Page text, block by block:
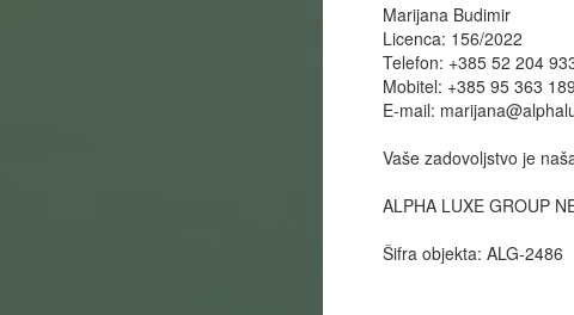
Marijana Budimir
Licenca: 156/2022
Telefon: +385 52 204
Mobitel: +385 95 363
E-mail:
Vaše zadovoljstvo je
ALPHA LUXE GROUP
Šifra objekta: ALG-2486